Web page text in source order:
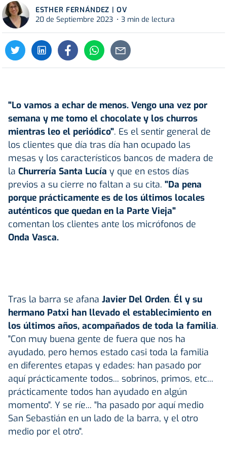
ESTHER FERNÁNDEZ | OV
20 de Septiembre 2023
3 min de lectura
"Lo vamos a echar de menos. Vengo una vez por
semana y me tomo el chocolate y los churros
mientras leo el periódico". Es el sentir general de
los clientes que día tras día han ocupado las
mesas y los característicos bancos de madera de
la Churrería Santa Lucía y que en estos días
previos a su cierre no faltan a su cita. "Da pena
porque prácticamente es de los últimos locales
auténticos que quedan en la Parte Vieja"
comentan los clientes ante los micrófonos de
Onda Vasca.
Tras la barra se afana Javier Del Orden. Él y su
hermano Patxi han llevado el establecimiento en
los últimos años, acompañados de toda la familia.
"Con muy buena gente de fuera que nos ha
ayudado, pero hemos estado casi toda la familia
en diferentes etapas y edades: han pasado por
aquí prácticamente todos... sobrinos, primos, etc...
prácticamente todos han ayudado en algún
momento". Y se ríe... "ha pasado por aquí medio
San Sebastián en un lado de la barra, y el otro
medio por el otro".